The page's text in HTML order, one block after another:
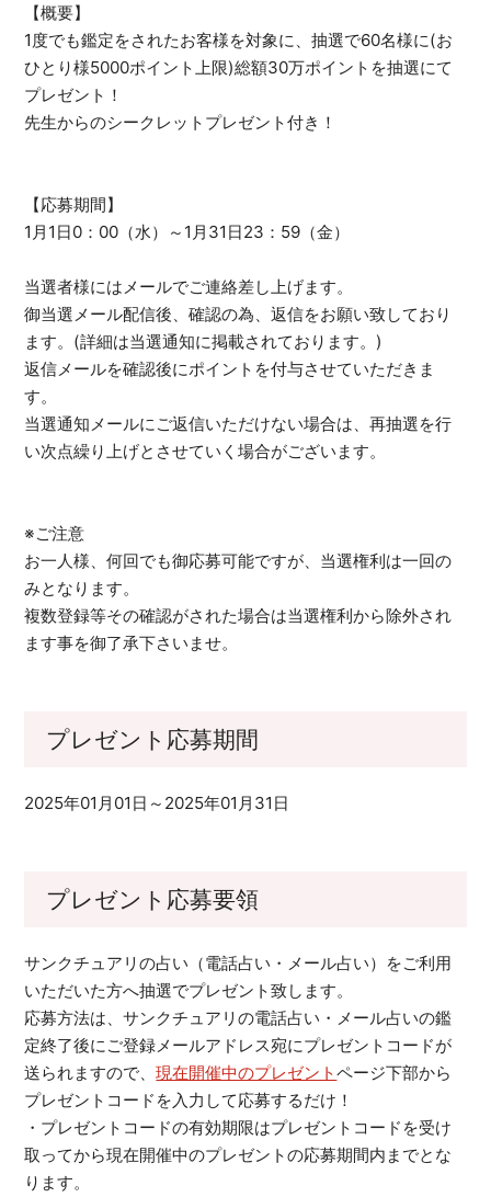
【概要】
1度でも鑑定をされたお客様を対象に、抽選で60名様に(お
ひとり様5000ポイント上限)総額30万ポイントを抽選にて
プレゼント！
先生からのシークレットプレゼント付き！
【応募期間】
1月1日0：00（水）～1月31日23：59（金）
当選者様にはメールでご連絡差し上げます。
御当選メール配信後、確認の為、返信をお願い致しており
ます。(詳細は当選通知に掲載されております。)
返信メールを確認後にポイントを付与させていただきま
す。
当選通知メールにご返信いただけない場合は、再抽選を行
い次点繰り上げとさせていく場合がございます。
※ご注意
お一人様、何回でも御応募可能ですが、当選権利は一回の
みとなります。
複数登録等その確認がされた場合は当選権利から除外され
ます事を御了承下さいませ。
プレゼント応募期間
2025年01月01日～2025年01月31日
プレゼント応募要領
サンクチュアリの占い（電話占い・メール占い）をご利用
いただいた方へ抽選でプレゼント致します。
応募方法は、サンクチュアリの電話占い・メール占いの鑑
定終了後にご登録メールアドレス宛にプレゼントコードが
送られますので、現在開催中のプレゼントページ下部から
プレゼントコードを入力して応募するだけ！
・プレゼントコードの有効期限はプレゼントコードを受け
取ってから現在開催中のプレゼントの応募期間内までとな
ります。